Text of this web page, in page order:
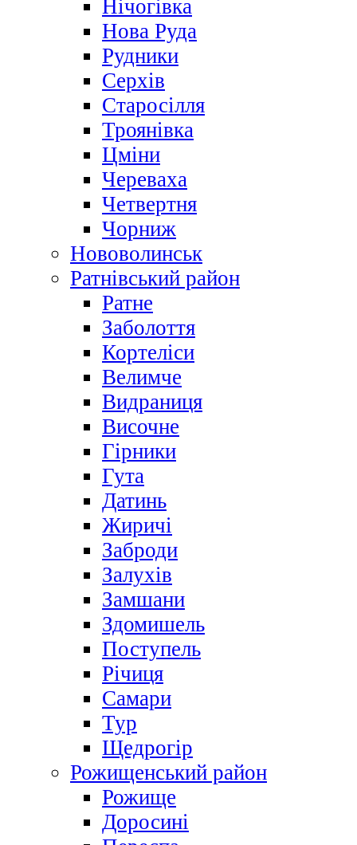
Нічогівка
Нова Руда
Рудники
Серхів
Старосілля
Троянівка
Цміни
Череваха
Четвертня
Чорниж
Нововолинськ
Ратнівський район
Ратне
Заболоття
Кортеліси
Велимче
Видраниця
Височне
Гірники
Гута
Датинь
Жиричі
Заброди
Залухів
Замшани
Здомишель
Поступель
Річиця
Самари
Тур
Щедрогір
Рожищенський район
Рожище
Доросині